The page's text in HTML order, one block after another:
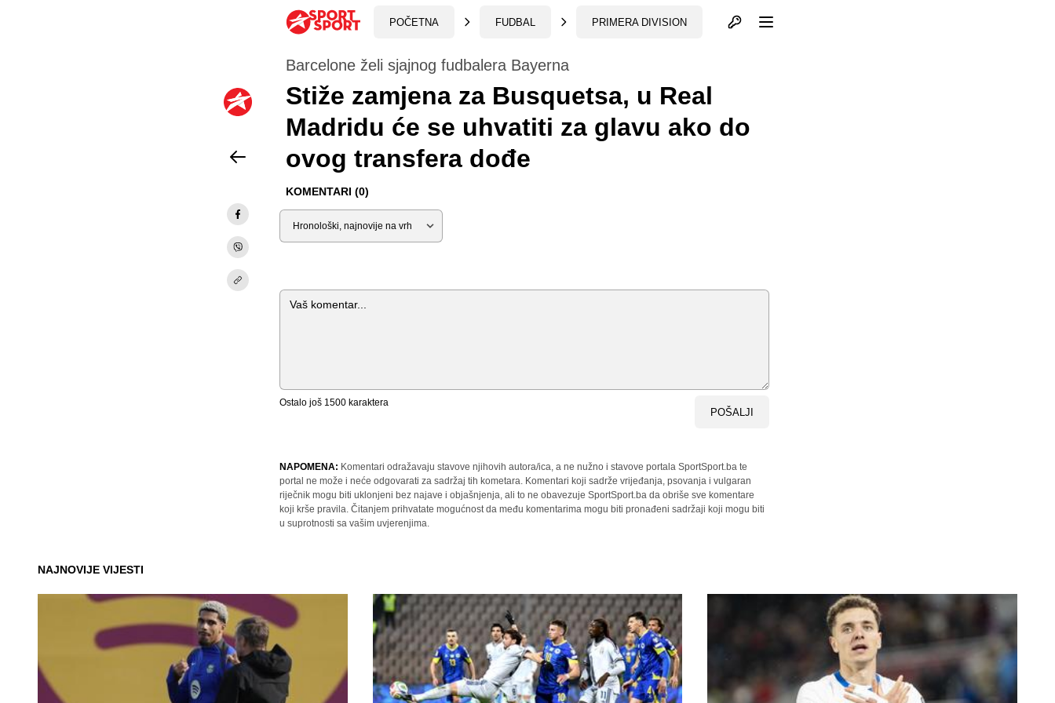
POČETNA FUDBAL PRIMERA DIVISION Otvori profil
Barcelone želi sjajnog fudbalera Bayerna
Stiže zamjena za Busquetsa, u Real
Madridu će se uhvatiti za glavu ako do
ovog transfera dođe
KOMENTARI (0)
Sortiraj
Komentar
Ostalo još 1500 karaktera
POŠALJI
NAPOMENA: Komentari odražavaju stavove njihovih autora/ica, a ne nužno i stavove portala SportSport.ba te
portal ne može i neće odgovarati za sadržaj tih kometara. Komentari koji sadrže vrijeđanja, psovanja i vulgaran
riječnik mogu biti uklonjeni bez najave i objašnjenja, ali to ne obavezuje SportSport.ba da obriše sve komentare
koji krše pravila. Čitanjem prihvatate mogućnost da među komentarima mogu biti pronađeni sadržaji koji mogu biti
u suprotnosti sa vašim uvjerenjima.
NAJNOVIJE VIJESTI